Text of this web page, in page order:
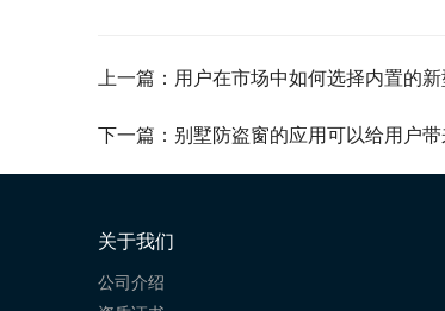
上一篇：用户在市场中如何选择内置的
下一篇：别墅防盗窗的应用可以给用户
关于我们
公司介绍